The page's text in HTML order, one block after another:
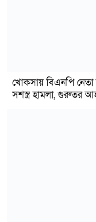
খোকসায় বিএনপি
সশস্ত্র হামলা, গুরুতর